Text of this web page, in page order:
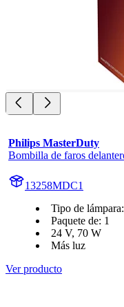
Philips MasterDuty
Bombilla de faros
13258MDC1
Tipo de
Paquete de: 1
24 V, 70 W
Más luz
Ver producto